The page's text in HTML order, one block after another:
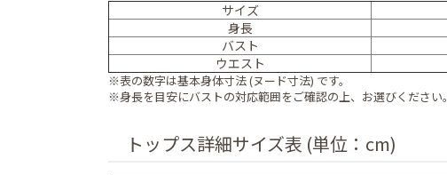
サイズ
身長
バスト
ウエスト
※表の数字は基本身体寸法 (ヌード寸法) です。
※身長を目安にバストの対応範囲をご確認の上、お選びください。
トップス詳細サイズ表 (単位：cm)